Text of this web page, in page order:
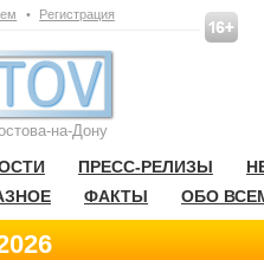
• Регистрация
на-Дону
ПРЕСС-РЕЛИЗЫ
ФАКТЫ ОБО